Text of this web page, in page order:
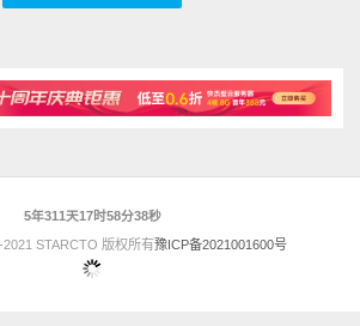
5年311天17时58分39秒
STARCTO 版权所有豫ICP备2021001600号